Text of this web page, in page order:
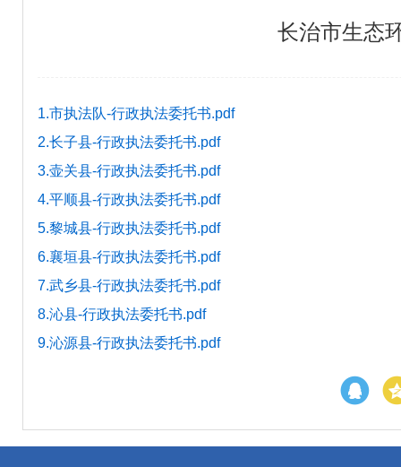
长治市生态
1.市执法队-行政执法委托书.pdf
2.长子县-行政执法委托书.pdf
3.壶关县-行政执法委托书.pdf
4.平顺县-行政执法委托书.pdf
5.黎城县-行政执法委托书.pdf
6.襄垣县-行政执法委托书.pdf
7.武乡县-行政执法委托书.pdf
8.沁县-行政执法委托书.pdf
9.沁源县-行政执法委托书.pdf